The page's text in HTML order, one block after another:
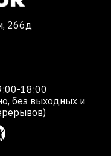
266д
18:00
без выходных и